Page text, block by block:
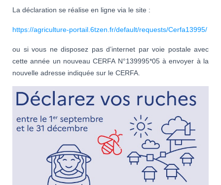
La déclaration se réalise en ligne via le site :
https://agriculture-portail.6tzen.fr/default/requests/Cerfa13995/
ou si vous ne disposez pas d’internet par voie postale avec
cette année un nouveau CERFA N°139995*05 à envoyer à la
nouvelle adresse indiquée sur le CERFA.